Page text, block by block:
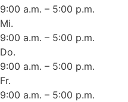
9:00 a.m. – 5:00 p.m.
Mi.
9:00 a.m. – 5:00 p.m.
Do.
9:00 a.m. – 5:00 p.m.
Fr.
9:00 a.m. – 5:00 p.m.